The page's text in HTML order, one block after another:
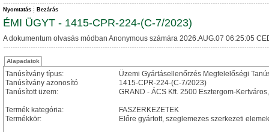
Nyomtatás Bezárás
ÉMI ÜGYT - 1415-CPR-224-(C-7/2023)
A dokumentum olvasás módban Anonymous számára 2026.AUG.07 06:25:05
Alapadatok
Tanúsítvány típus:
Üzemi Gyártásellenőrzés Megfelelőségi
Tanúsítvány azonosító
1415-CPR-224-(C-7/2023)
Tanúsított üzem:
GRAND - ÁCS Kft. 2500 Esztergom-
Termék kategória:
FASZERKEZETEK
Termékkör:
Előre gyártott, szeglemezes szerkezeti elemek